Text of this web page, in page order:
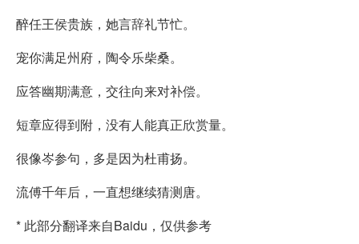
醉任王侯贵族，她言辞礼节忙。
宠你满足州府，陶令乐柴桑。
应答幽期满意，交往向来对补偿。
短章应得到附，没有人能真正欣赏量。
很像岑参句，多是因为杜甫扬。
流傅千年后，一直想继续猜测唐。
* 此部分翻译来自Baidu，仅供参考